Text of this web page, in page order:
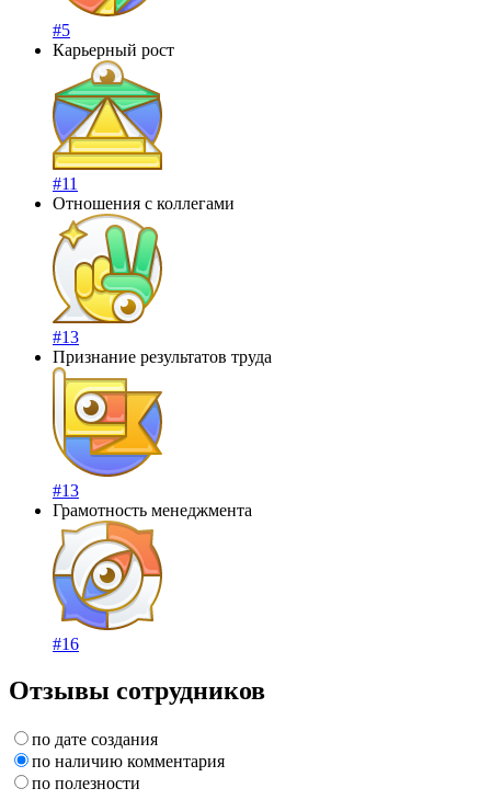
#5
Карьерный рост
#11
Отношения с коллегами
#13
Признание результатов труда
#13
Грамотность менеджмента
#16
Отзывы сотрудников
по дате создания
по наличию комментария
по полезности